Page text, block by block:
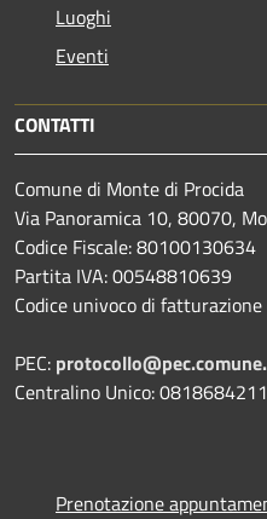
Luoghi
Eventi
CONTATTI
Comune di Monte di Procida
Via Panoramica 10, 80070,
Codice Fiscale: 80100130634
Partita IVA: 00548810639
Codice univoco di fatturazione
PEC:
Centralino Unico:0818684211
Prenotazione